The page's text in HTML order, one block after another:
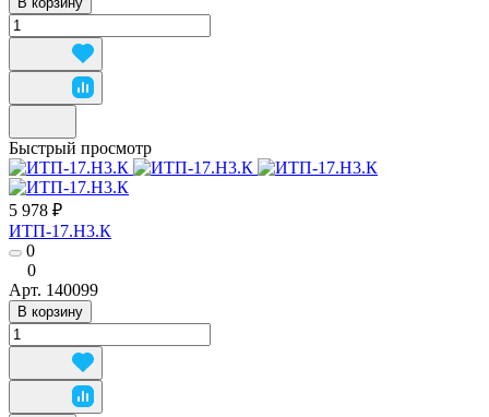
Быстрый просмотр
5 978 ₽
ИТП-17.Н3.К
0
0
Арт. 140099
В корзину